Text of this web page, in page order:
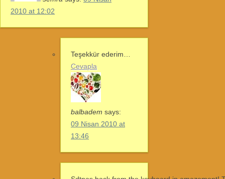
2010 at 12:02
Teşekkür ederim…
Cevapla
balbadem says:
09 Nisan 2010 at
13:46